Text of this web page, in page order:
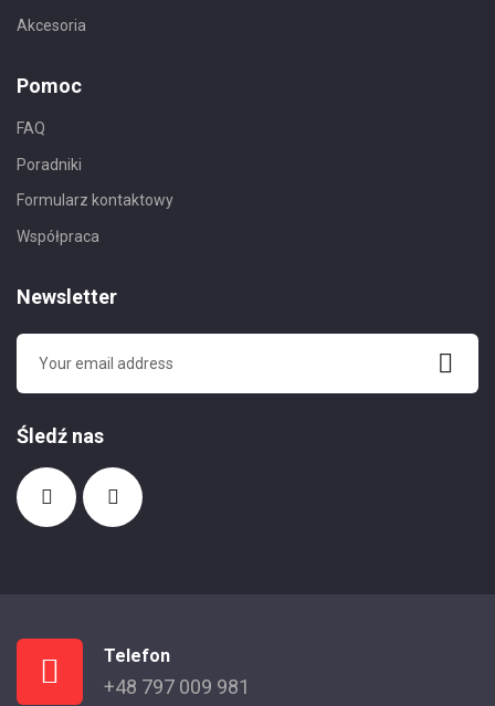
Akcesoria
Pomoc
FAQ
Poradniki
Formularz kontaktowy
Współpraca
Newsletter
Śledź nas
Telefon
+48 797 009 981